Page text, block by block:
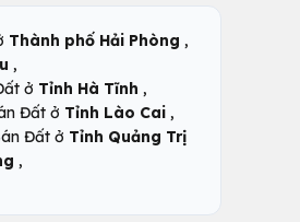
Thành phố Hải Phòng ,
,
ở Tỉnh Hà Tĩnh ,
Đất ở Tỉnh Lào Cai ,
Đất ở Tỉnh Quảng Trị
,